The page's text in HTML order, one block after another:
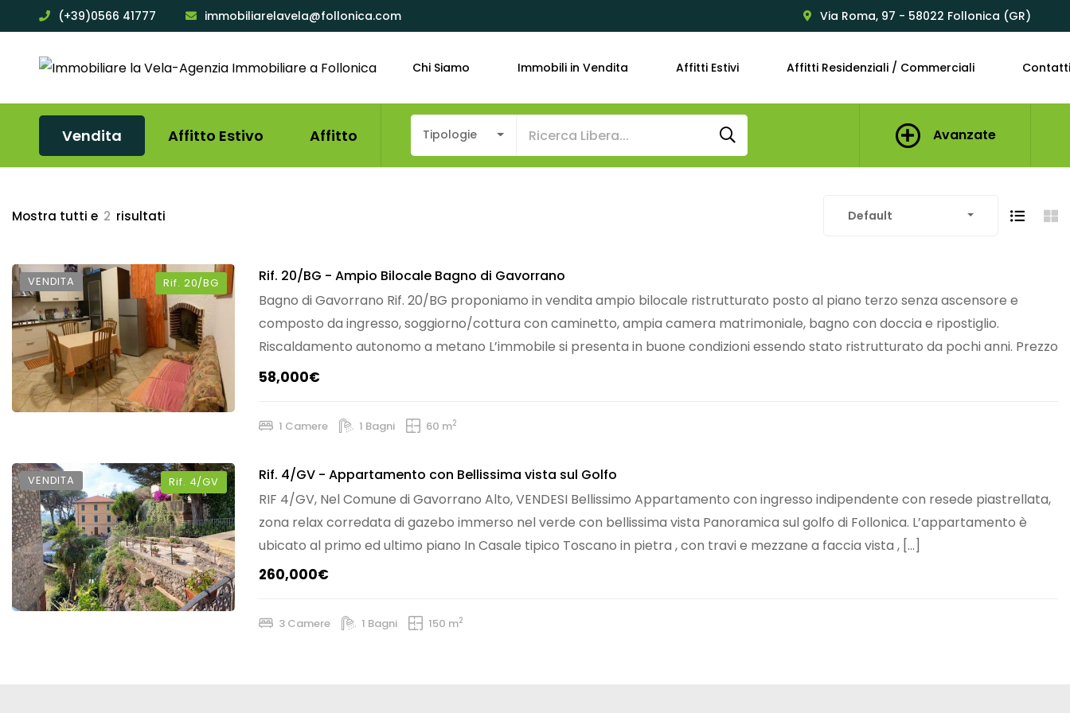
(+39)0566 41777 immobiliarelavela@follonica.com Via Roma, 97 - 58022 Follonica (GR)
Chi Siamo Immobili in Vendita Affitti Estivi Affitti Residenziali / Commerciali
Vendita Affitto Estivo Affitto Tipologie Avanzate
Mostra tutti e 2 risultati Default
VENDITA Rif. 20/BG Rif. 20/BG - Ampio Bilocale Bagno di Gavorrano
Bagno di Gavorrano Rif. 20/BG proponiamo in vendita ampio bilocale ristrutturato posto al piano terzo senza ascensore e
composto da ingresso, soggiorno/cottura con caminetto, ampia camera matrimoniale, bagno con doccia e ripostiglio.
Riscaldamento autonomo a metano L’immobile si presenta in buone condizioni essendo stato ristrutturato da pochi anni. Prezzo
Eu. 58.000,00
58,000€
1 Camere 1 Bagni 60 m2
VENDITA Rif. 4/GV Rif. 4/GV - Appartamento con Bellissima vista sul Golfo
RIF 4/GV, Nel Comune di Gavorrano Alto, VENDESI Bellissimo Appartamento con ingresso indipendente con resede piastrellata,
zona relax corredata di gazebo immerso nel verde con bellissima vista Panoramica sul golfo di Follonica. L’appartamento è
ubicato al primo ed ultimo piano In Casale tipico Toscano in pietra , con travi e mezzane a faccia vista , […]
260,000€
3 Camere 1 Bagni 150 m2